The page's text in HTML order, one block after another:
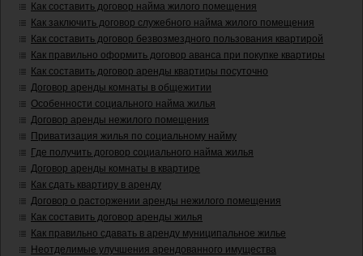
Как составить договор найма жилого помещения
Как заключить договор служебного найма жилого помещения
Как составить договор безвозмездного пользования квартирой
Как правильно оформить договор аванса при покупке квартиры
Как составить договор аренды квартиры посуточно
Договор аренды комнаты в общежитии
Особенности социального найма жилья
Договор аренды нежилого помещения
Приватизация жилья по социальному найму
Где получить договор социального найма жилья
Договор аренды комнаты в квартире
Как сдать квартиру в аренду
Договор о расторжении аренды нежилого помещения
Как составить договор аренды жилья
Как правильно сдавать в аренду муниципальное жилье
Неотделимые улучшения арендованного имущества